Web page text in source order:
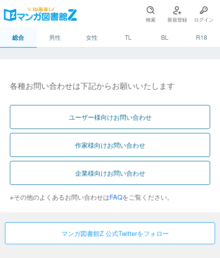
検索 新規登録 ログイン
総合 男性 女性 TL BL R18
各種お問い合わせは下記からお願いいたします
ユーザー様向けお問い合わせ
作家様向けお問い合わせ
企業様向けお問い合わせ
※その他のよくあるお問い合わせはFAQをご覧ください。
マンガ図書館Z 公式Twitterをフォロー